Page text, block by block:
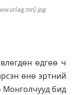
өдгөө ч
өнө эртний
Монголчууд бид